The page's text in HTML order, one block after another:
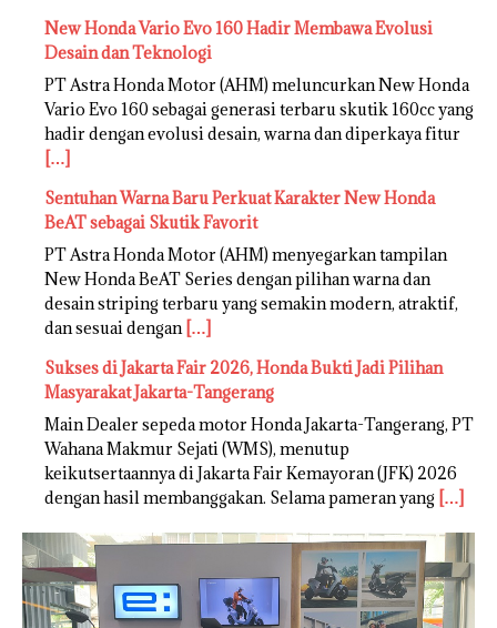
New Honda Vario Evo 160 Hadir Membawa Evolusi
Desain dan Teknologi
PT Astra Honda Motor (AHM) meluncurkan New Honda
Vario Evo 160 sebagai generasi terbaru skutik 160cc yang
hadir dengan evolusi desain, warna dan diperkaya fitur
[…]
Sentuhan Warna Baru Perkuat Karakter New Honda
BeAT sebagai Skutik Favorit
PT Astra Honda Motor (AHM) menyegarkan tampilan
New Honda BeAT Series dengan pilihan warna dan
desain striping terbaru yang semakin modern, atraktif,
dan sesuai dengan […]
Sukses di Jakarta Fair 2026, Honda Bukti Jadi Pilihan
Masyarakat Jakarta-Tangerang
Main Dealer sepeda motor Honda Jakarta-Tangerang, PT
Wahana Makmur Sejati (WMS), menutup
keikutsertaannya di Jakarta Fair Kemayoran (JFK) 2026
dengan hasil membanggakan. Selama pameran yang […]